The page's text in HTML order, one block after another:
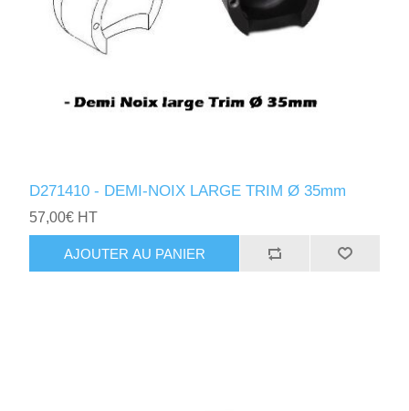
D271410 - DEMI-NOIX LARGE TRIM Ø 35mm
57,00€ HT
AJOUTER AU PANIER